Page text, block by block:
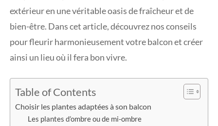
extérieur en une véritable oasis de fraîcheur et de
bien-être. Dans cet article, découvrez nos conseils
pour fleurir harmonieusement votre balcon et créer
ainsi un lieu où il fera bon vivre.
Table of Contents
Choisir les plantes adaptées à son balcon
Les plantes d’ombre ou de mi-ombre